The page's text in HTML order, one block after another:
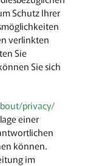
Schutz Ihrer
verlinkten
Sie
Sie sich
privacy/
einer
können.
im